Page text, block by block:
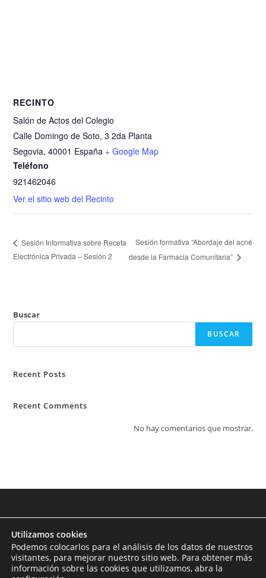
RECINTO
Salón de Actos del Colegio
Calle Domingo de Soto, 3 2da Planta
Segovia, 40001 España + Google Map
Teléfono
921462046
Ver el sitio web del Recinto
Sesión Informativa sobre Receta
Electrónica Privada – Sesión 2
Sesión formativa “Abordaje del acné
desde la Farmacia Comunitaria”
Buscar
BUSCAR
Recent Posts
Recent Comments
No hay comentarios que mostrar.
Utilizamos cookies
Podemos colocarlos para el análisis de los datos de nuestros
visitantes, para mejorar nuestro sitio web. Para obtener más
información sobre las cookies que utilizamos, abra la